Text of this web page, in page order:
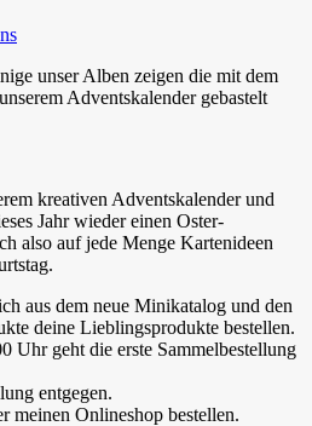
unser Alben zeigen die mit dem
Adventskalender gebastelt
kreativen Adventskalender und
Jahr wieder einen Oster-
also auf jede Menge Kartenideen
aus dem neue Minikatalog und den
deine Lieblingsprodukte bestellen.
Uhr geht die erste Sammelbestellung
entgegen.
meinen Onlineshop bestellen.